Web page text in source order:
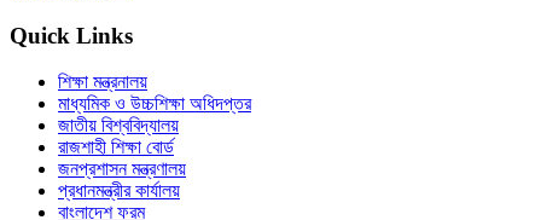
Quick Links
শিক্ষা মন্ত্রনালয়
মাধ্যমিক ও উচ্চশিক্ষা অধিদপ্তর
জাতীয় বিশ্ববিদ্যালয়
রাজশাহী শিক্ষা বোর্ড
জনপ্রশাসন মন্ত্রণালয়
প্রধানমন্ত্রীর কার্যালয়
বাংলাদেশ ফরম